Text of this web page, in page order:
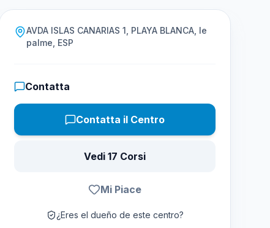
AVDA ISLAS CANARIAS 1, PLAYA BLANCA, le
palme, ESP
Contatta
Contatta il Centro
Vedi 17 Corsi
Mi Piace
¿Eres el dueño de este centro?